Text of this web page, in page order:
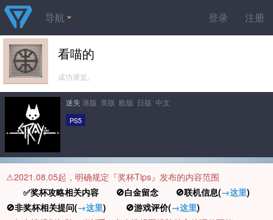
登录 注册
导航
看喵的
成功灌篮。
迷失 港版 美版 欧版 日版 中文
PS5
⚠️2021.08.05起，明确规定『奖杯Tips』发布的内容范围
✅奖杯攻略相关内容 🚫白金留念 🚫联机信息(→这里)
🚫非奖杯相关提问(→这里) 🚫游戏评价(→这里)